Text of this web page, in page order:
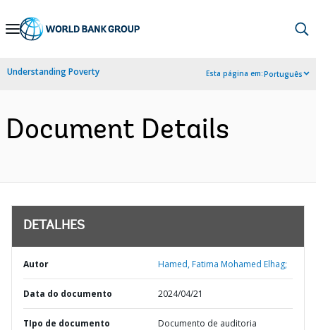
Skip
Navigation
Understanding Poverty Esta página em:Português
Document Details
DETALHES
Autor Hamed, Fatima Mohamed Elhag;
Data do documento 2024/04/21
TIpo de documento Documento de auditoria